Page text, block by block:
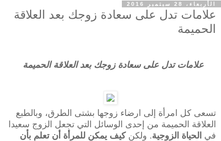
الأربعاء، 28 سبتمبر 2016
علامات تدل على سعادة زوجك بعد العلاقة
الحميمة
علامات تدل على سعادة زوجك بعد العلاقة الحميمة
تسعى كل امرأة إلى ارضاء زوجها بشتى الطرق، وبالطبع
العلاقة الحميمة من إحدى الوسائل التي تجعل الزوج سعيدا
في الحياة الزوجية. ولكنكيف يمكن للمرأة أن تعلم بأن